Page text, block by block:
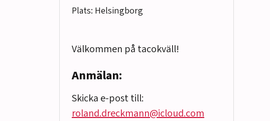
Plats: Helsingborg
Välkommen på tacokväll!
Anmälan:
Skicka e-post till:
roland.dreckmann@icloud.com